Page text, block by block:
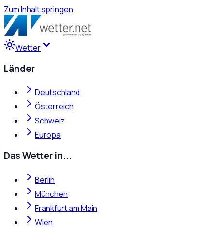
Zum Inhalt springen
Wetter
Länder
Deutschland
Österreich
Schweiz
Europa
Das Wetter in...
Berlin
München
Frankfurt am Main
Wien